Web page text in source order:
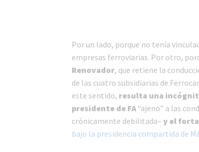
Por un lado, porque no tenía
empresas ferroviarias. Por otro,
Renovador, que retiene la
de las cuatro subsidiarias de
este sentido, resulta una
presidente de FA“ajeno” a las
crónicamente debilitada– y el
bajo la presidencia compartida de